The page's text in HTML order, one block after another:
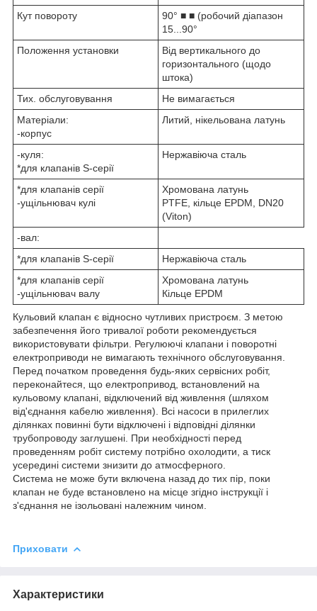
Кут повороту
90° ■ ■ (робочий діапазон
15...90°
Положення установки
Від вертикального до
горизонтального (щодо
штока)
Тих. обслуговування
Не вимагається
Матеріали:
-корпус
Литий, нікельована латунь
-куля:
*для клапанів S-серії
Нержавіюча сталь
*для клапанів серії
-ущільнювач кулі
Хромована латунь
PTFE, кільце EPDM, DN20
(Viton)
-вал:
*для клапанів S-серії
Нержавіюча сталь
*для клапанів серії
-ущільнювач валу
Хромована латунь
Кільце EPDM
Кульовий клапан є відносно чутливих пристроєм. З метою
забезпечення його тривалої роботи рекомендується
використовувати фільтри. Регулюючі клапани і поворотні
електроприводи не вимагають технічного обслуговування.
Перед початком проведення будь-яких сервісних робіт,
переконайтеся, що електропривод, встановлений на
кульовому клапані, відключений від живлення (шляхом
від'єднання кабелю живлення). Всі насоси в прилеглих
ділянках повинні бути відключені і відповідні ділянки
трубопроводу заглушені. При необхідності перед
проведенням робіт систему потрібно охолодити, а тиск
усередині системи знизити до атмосферного.
Система не може бути включена назад до тих пір, поки
клапан не буде встановлено на місце згідно інструкції і
з'єднання не ізольовані належним чином.
Приховати
Характеристики